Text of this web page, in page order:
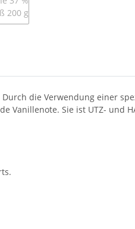
die Verwendung einer
Vanillenote. Sie ist UTZ- und